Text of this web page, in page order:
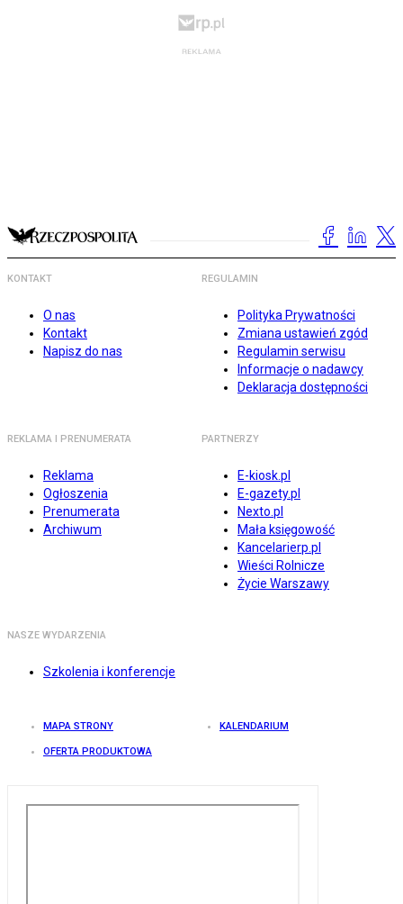
KONTAKT
O nas
Kontakt
Napisz do nas
REGULAMIN
Polityka Prywatności
Zmiana ustawień zgód
Regulamin serwisu
Informacje o nadawcy
Deklaracja dostępności
REKLAMA I PRENUMERATA
Reklama
Ogłoszenia
Prenumerata
Archiwum
PARTNERZY
E-kiosk.pl
E-gazety.pl
Nexto.pl
Mała księgowość
Kancelarierp.pl
Wieści Rolnicze
Życie Warszawy
NASZE WYDARZENIA
Szkolenia i konferencje
MAPA STRONY KALENDARIUM
OFERTA PRODUKTOWA